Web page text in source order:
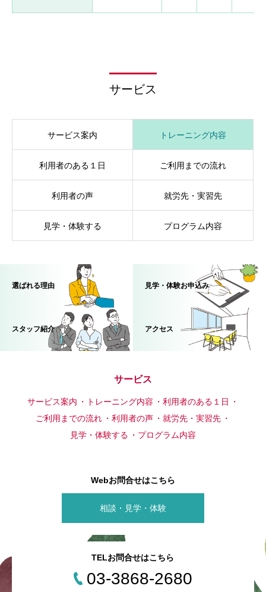
サービス
サービス案内 トレーニング内容
利用者のある１日 ご利用までの流れ
利用者の声 就労先・実習先
見学・体験する プログラム内容
選ばれる理由 見学・体験お申込み
スタッフ紹介 アクセス
サービス
サービス案内 トレーニング内容
利用者のある１日
ご利用までの流れ
利用者の声
就労先・実習先
見学・体験する
プログラム内容
Webお問合せはこちら
相談・見学・体験
TELお問合せはこちら
03-3868-2680